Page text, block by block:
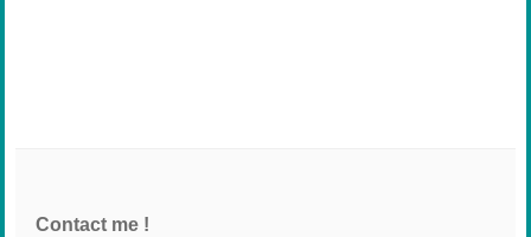
Contact me !